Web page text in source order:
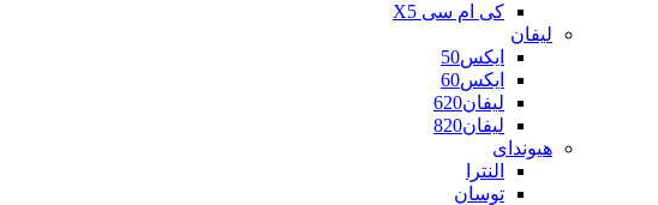
کی ام سی X5
لیفان
ایکس50
ایکس60
لیفان620
لیفان820
هیوندای
النترا
توسان